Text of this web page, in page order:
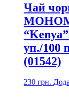
Чай
уп./100
(01542)
230 грн.